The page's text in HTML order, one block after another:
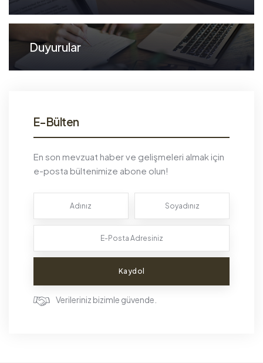
Duyurular
E-Bülten
En son mevzuat haber ve gelişmeleri almak için
e-posta bültenimize abone olun!
Kaydol
Verileriniz bizimle güvende.